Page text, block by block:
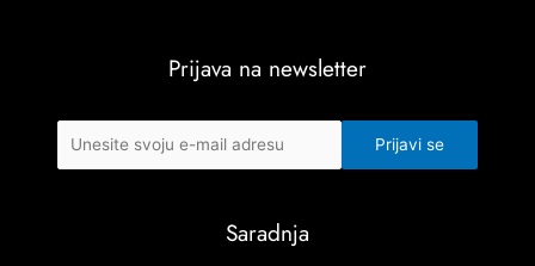
Prijava na newsletter
Saradnja